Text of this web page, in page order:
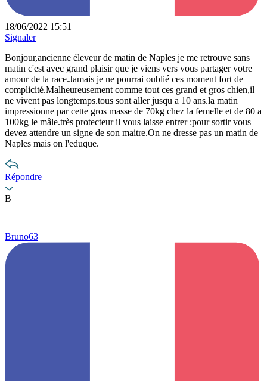
18/06/2022 15:51
Signaler
Bonjour,ancienne éleveur de matin de Naples je me retrouve sans
matin c'est avec grand plaisir que je viens vers vous partager votre
amour de la race.Jamais je ne pourrai oublié ces moment fort de
complicité.Malheureusement comme tout ces grand et gros chien,il
ne vivent pas longtemps.tous sont aller jusqu a 10 ans.la matin
impressionne par cette gros masse de 70kg chez la femelle et de 80 a
100kg le mâle.très protecteur il vous laisse entrer :pour sortir vous
devez attendre un signe de son maitre.On ne dresse pas un matin de
Naples mais on l'eduque.
Répondre
B
Bruno63